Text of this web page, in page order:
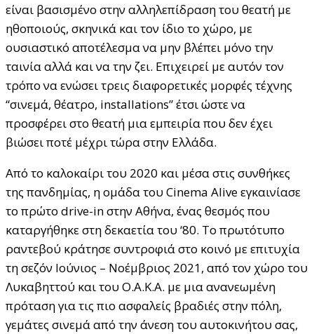
είναι βασισμένο στην αλληλεπίδραση του θεατή με
ηθοποιούς, σκηνικά και τον ίδιο το χώρο, με
ουσιαστικό αποτέλεσμα να μην βλέπει μόνο την
ταινία αλλά και να την ζει. Επιχειρεί με αυτόν τον
τρόπο να ενώσει τρεις διαφορετικές μορφές τέχνης
“σινεμά, θέατρο, installations” έτσι ώστε να
προσφέρει στο θεατή μια εμπειρία που δεν έχει
βιώσει ποτέ μέχρι τώρα στην Ελλάδα.
Από το καλοκαίρι του 2020 και μέσα στις συνθήκες
της πανδημίας, η ομάδα του Cinema Alive εγκαινίασε
το πρώτο drive-in στην Αθήνα, ένας θεσμός που
καταργήθηκε στη δεκαετία του ‘80. Το πρωτότυπο
ραντεβού κράτησε συντροφιά στο κοινό με επιτυχία
τη σεζόν Ιούνιος – Νοέμβριος 2021, από τον χώρο του
Λυκαβηττού και του Ο.Α.Κ.Α. με μια ανανεωμένη
πρόταση για τις πιο ασφαλείς βραδιές στην πόλη,
γεμάτες σινεμά από την άνεση του αυτοκινήτου σας,